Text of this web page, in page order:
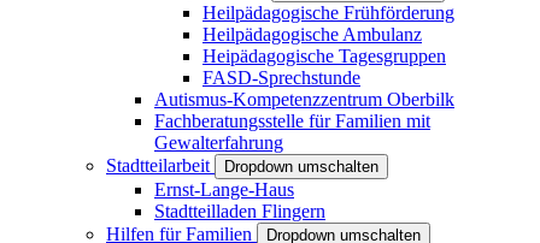
Heilpädagogische Frühförderung
Heilpädagogische Ambulanz
Heipädagogische Tagesgruppen
FASD-Sprechstunde
Autismus-Kompetenzzentrum Oberbilk
Fachberatungsstelle für Familien mit
Gewalterfahrung
Stadtteilarbeit
Dropdown umschalten
Ernst-Lange-Haus
Stadtteilladen Flingern
Hilfen für Familien
Dropdown umschalten